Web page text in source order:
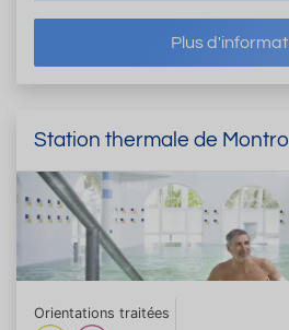
Plus
Station thermale de
Orientations traitées